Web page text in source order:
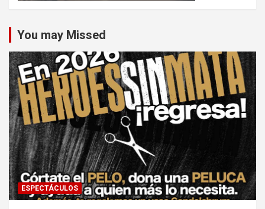
You may Missed
ESPECTÁCULOS